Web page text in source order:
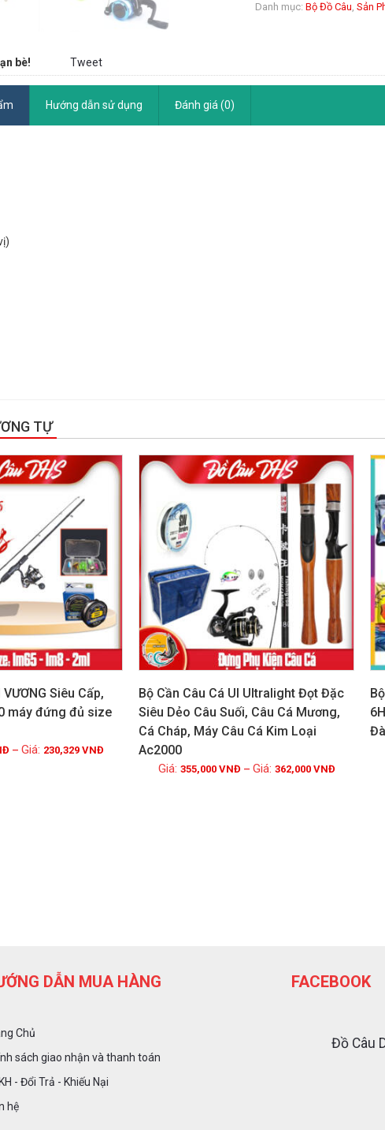
Danh mục: Bộ Đồ Câu, Sản
bè! Tweet
Hướng dẫn sử dụng Đánh giá (0)
TỰ
Siêu Cấp,
máy đứng đủ size
– 230,329 VNĐ
GIẢM GIÁ!
Xem chi tiết
Bộ Cần Câu Cá Ul Ultralight Đọt Đặc
Siêu Dẻo Câu Suối, Câu Cá Mương,
Cá Cháp, Máy Câu Cá Kim Loại
Ac2000
355,000 VNĐ – 362,000 VNĐ
DẪN MUA HÀNG
Chủ
sách giao nhận và thanh toán
- Đổi Trả - Khiếu Nại
hệ
FACEBOOK
Đồ Câu